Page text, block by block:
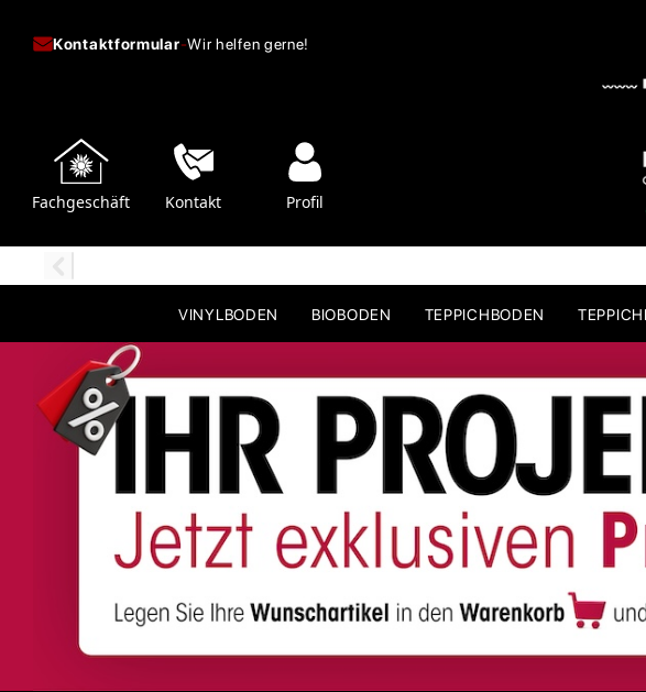
Kontaktformular-Wir helfen gerne!
Fachgeschäft Kontakt Profil
VINYLBODEN BIOBODEN TEPPICHBODEN